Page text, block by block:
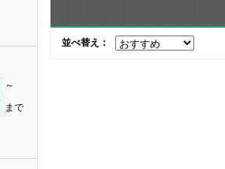
～
まで
並べ替え：